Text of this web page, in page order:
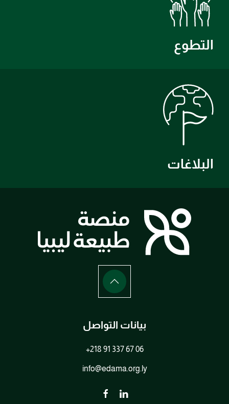
التطوع
البلاغات
بيانات التواصل
+218 91 337 67 06
info@edama.org.ly